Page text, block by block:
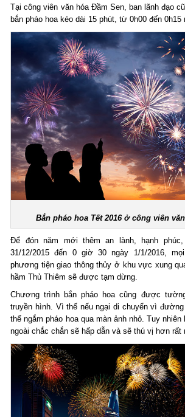
Tại công viên văn hóa Đầm Sen, ban lãnh đạo
bắn pháo hoa kéo dài 15 phút, từ 0h00 đến 0h15
Bắn pháo hoa Tết 2016 ở công viên
Để đón năm mới thêm an lành, hạnh
31/12/2015 đến 0 giờ 30 ngày 1/1/2016,
phương tiện giao thông thủy ở khu vực xung
hầm Thủ Thiêm sẽ được tạm dừng.
Chương trình bắn pháo hoa cũng được
truyền hình. Vì thế nếu ngại di chuyển vì
thể ngắm pháo hoa qua màn ảnh nhỏ. Tuy
ngoài chắc chắn sẽ hấp dẫn và sẽ thú vị hơn rất